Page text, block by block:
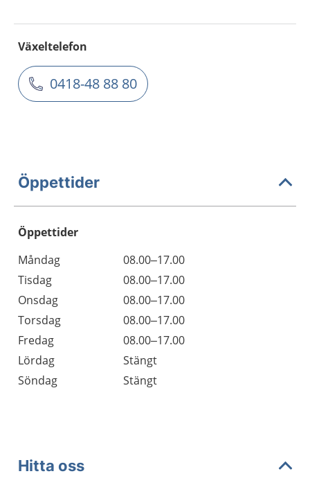
Växeltelefon
0418-48 88 80
Öppettider
Öppettider
Dag
Öppettider
Kommentarer
Måndag
08.00–17.00
Tisdag
08.00–17.00
Onsdag
08.00–17.00
Torsdag
08.00–17.00
Fredag
08.00–17.00
Lördag
Stängt
Söndag
Stängt
Hitta oss